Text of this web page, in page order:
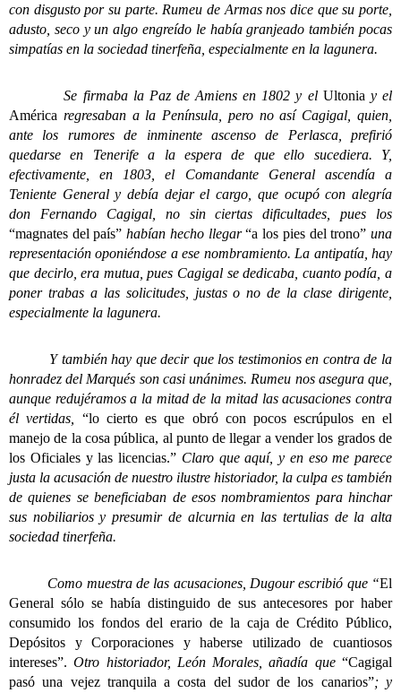
con disgusto por su parte. Rumeu de Armas nos dice que su porte,
adusto, seco y un algo engreído le había granjeado también pocas
simpatías en la sociedad tinerfeña, especialmente en la lagunera.
Se firmaba la Paz de Amiens en 1802 y el Ultonia y el
América regresaban a la Península, pero no así Cagigal, quien,
ante los rumores de inminente ascenso de Perlasca, prefirió
quedarse en Tenerife a la espera de que ello sucediera. Y,
efectivamente, en 1803, el Comandante General ascendía a
Teniente General y debía dejar el cargo, que ocupó con alegría
don Fernando Cagigal, no sin ciertas dificultades, pues los
“magnates del país” habían hecho llegar“a los pies del trono” una
representación oponiéndose a ese nombramiento. La antipatía, hay
que decirlo, era mutua, pues Cagigal se dedicaba, cuanto podía, a
poner trabas a las solicitudes, justas o no de la clase dirigente,
especialmente la lagunera.
Y también hay que decir que los testimonios en contra de la
honradez del Marqués son casi unánimes. Rumeu nos asegura que,
aunque redujéramos a la mitad de la mitad las acusaciones contra
él vertidas, “lo cierto es que obró con pocos escrúpulos en el
manejo de la cosa pública, al punto de llegar a vender los grados de
los Oficiales y las licencias.” Claro que aquí, y en eso me parece
justa la acusación de nuestro ilustre historiador, la culpa es también
de quienes se beneficiaban de esos nombramientos para hinchar
sus nobiliarios y presumir de alcurnia en las tertulias de la alta
sociedad tinerfeña.
Como muestra de las acusaciones, Dugour escribió que “El
General sólo se había distinguido de sus antecesores por haber
consumido los fondos del erario de la caja de Crédito Público,
Depósitos y Corporaciones y haberse utilizado de cuantiosos
intereses”.Otro historiador, León Morales, añadía que“Cagigal
pasó una vejez tranquila a costa del sudor de los canarios”; y